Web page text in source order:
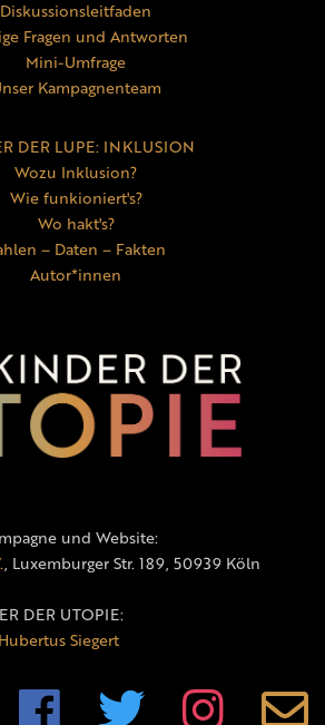
Diskussionsleitfaden
Fragen und Antworten
Mini-Umfrage
Kampagnenteam
DER LUPE: INKLUSION
Wozu Inklusion?
Wie funkioniert's?
Wo hakt's?
– Daten – Fakten
Autor*innen
und Website:
, Luxemburger Str. 189, 50939 Köln
DER UTOPIE:
Siegert